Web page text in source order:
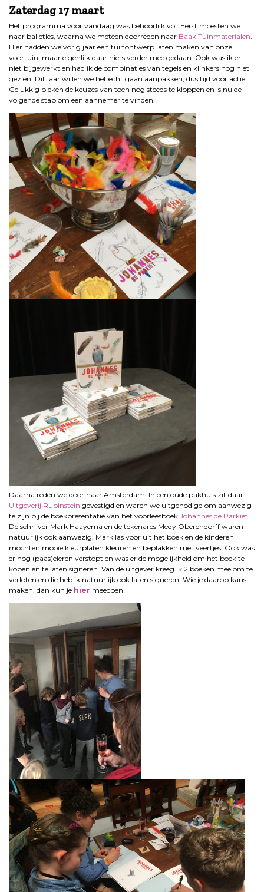
Zaterdag 17 maart
Het programma voor vandaag was behoorlijk vol. Eerst moesten we
naar balletles, waarna we meteen doorreden naar Baak Tuinmaterialen
Hier hadden we vorig jaar een tuinontwerp laten maken van onze
voortuin, maar eigenlijk daar niets verder mee gedaan. Ook was ik er
niet bijgewerkt en had ik de combinaties van tegels en klinkers nog niet
gezien. Dit jaar willen we het echt gaan aanpakken, dus tijd voor actie.
Gelukkig bleken de keuzes van toen nog steeds te kloppen en is nu de
volgende stap om een aannemer te vinden.
Daarna reden we door naar Amsterdam. In een oude pakhuis zit daar
Uitgeverij Rubinstein gevestigd en waren we uitgenodigd om aanwezig
te zijn bij de boekpresentatie van het voorleesboek Johannes de Parkiet
De schrijver Mark Haayema en de tekenares Medy Oberendorff waren
natuurlijk ook aanwezig. Mark las voor uit het boek en de kinderen
mochten mooie kleurplaten kleuren en beplakken met veertjes. Ook was
er nog (paas)eieren verstopt en was er de mogelijkheid om het boek te
kopen en te laten signeren. Van de uitgever kreeg ik 2 boeken mee om te
verloten en die heb ik natuurlijk ook laten signeren. Wie je daarop kans
maken, dan kun je hier meedoen!